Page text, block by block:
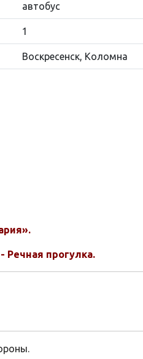
автобус
1
Воскресенск, Коломна
Речная прогулка.